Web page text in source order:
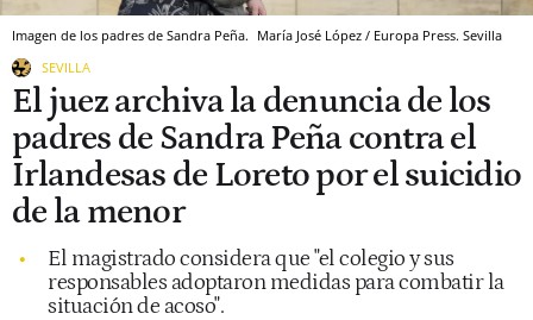
Imagen de los padres de Sandra Peña. María José López / Europa Press. Sevilla
SEVILLA
El juez archiva la denuncia de los
padres de Sandra Peña contra el
Irlandesas de Loreto por el suicidio
de la menor
El magistrado considera que "el colegio y sus
responsables adoptaron medidas para combatir la
situación de acoso".